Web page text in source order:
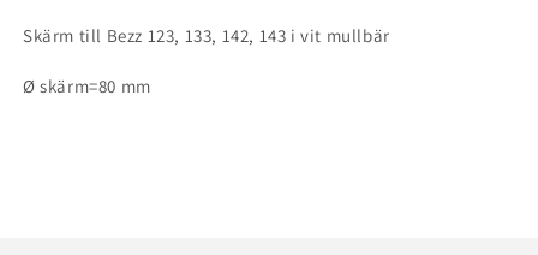
Skärm till Bezz 123, 133, 142, 143 i vit mullbär
Ø skärm=80 mm